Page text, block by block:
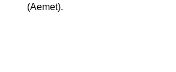
(Aemet).